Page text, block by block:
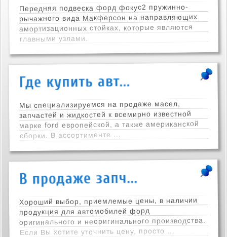
Передняя подвеска форд фокус2 пружинно-
рычажного вида Макферсон на направляющих
амортизационных стойках, которые являются
главными узлами.
Мы специализируемся на продаже масел,
запчастей и жидкостей к всемирно известной
марке ford европейской, а также американской
сборки. В ассортименте ...
Хороший выбор, приемлемые цены, в наличии
продукция для автомобилей форд
оригинального и неоригинального производства.
Если Вы хотите уточнить цену, просто ...